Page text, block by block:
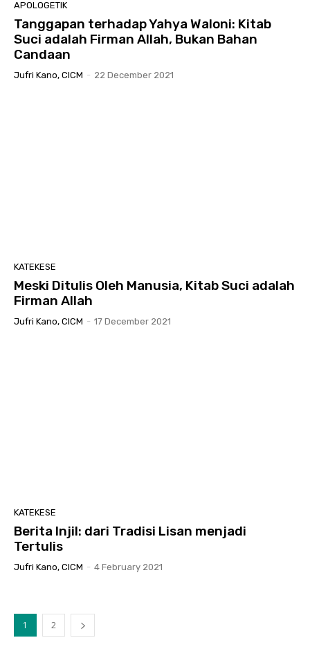
APOLOGETIK
Tanggapan terhadap Yahya Waloni: Kitab
Suci adalah Firman Allah, Bukan Bahan
Candaan
Jufri Kano, CICM - 22 December 2021
KATEKESE
Meski Ditulis Oleh Manusia, Kitab Suci adalah
Firman Allah
Jufri Kano, CICM - 17 December 2021
KATEKESE
Berita Injil: dari Tradisi Lisan menjadi
Tertulis
Jufri Kano, CICM - 4 February 2021
1 2